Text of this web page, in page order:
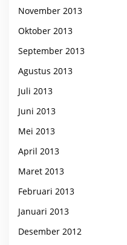
November 2013
Oktober 2013
September 2013
Agustus 2013
Juli 2013
Juni 2013
Mei 2013
April 2013
Maret 2013
Februari 2013
Januari 2013
Desember 2012